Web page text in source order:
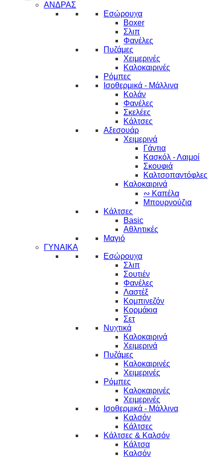
ΑΝΔΡΑΣ
Εσώρουχα
Boxer
Σλιπ
Φανέλες
Πυζάμες
Χειμερινές
Καλοκαιρινές
Ρόμπες
Ισοθερμικά - Μάλλινα
Κολάν
Φανέλες
Σκελέες
Κάλτσες
Αξεσουάρ
Χειμερινά
Γάντια
Κασκόλ - Λαιμοί
Σκουφιά
Καλτσοπαντόφλες
Καλοκαιρινά
∾ Καπέλα
Μπουρνούζια
Κάλτσες
Basic
Αθλητικές
Μαγιό
ΓΥΝΑΙΚΑ
Εσώρουχα
Σλιπ
Σουτιέν
Φανέλες
Λαστέξ
Κομπινεζόν
Κορμάκια
Σετ
Νυχτικά
Καλοκαιρινά
Χειμερινά
Πυζάμες
Καλοκαιρινές
Χειμερινές
Ρόμπες
Καλοκαιρινές
Χειμερινές
Ισοθερμικά - Μάλλινα
Καλσόν
Κάλτσες
Κάλτσες & Καλσόν
Κάλτσα
Καλσόν